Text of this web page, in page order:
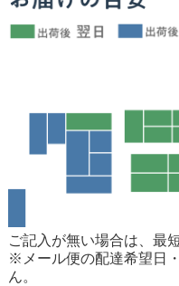
ご記入が無い場合は、最
※メール便の配達希望日
ん。